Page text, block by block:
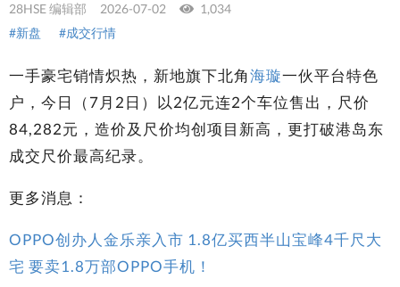
28HSE 编辑部 2026-07-02
1,034
#新盘
#成交行情
一手豪宅销情炽热，新地旗下北角海璇一伙平台特色
户，今日（7月2日）以2亿元连2个车位售出，尺价
84,282元，造价及尺价均创项目新高，更打破港岛东
成交尺价最高纪录。
更多消息：
OPPO创办人金乐亲入市 1.8亿买西半山宝峰4千尺大
宅 要卖1.8万部OPPO手机！